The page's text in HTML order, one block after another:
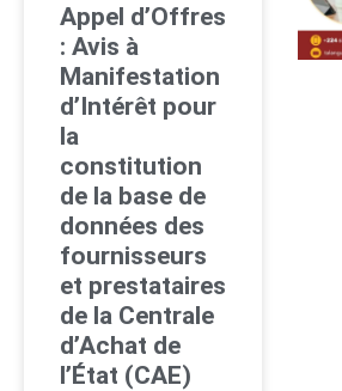
Appel d’Offres
: Avis à
Manifestation
d’Intérêt pour
la
constitution
de la base de
données des
fournisseurs
et prestataires
de la Centrale
d’Achat de
l’État (CAE)